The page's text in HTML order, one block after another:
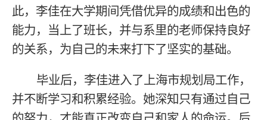
此，李佳在大学期间凭借优异的成绩和出色的
能力，当上了班长，并与系里的老师保持良好
的关系，为自己的未来打下了坚实的基础。
毕业后，李佳进入了上海市规划局工作，
并不断学习和积累经验。她深知只有通过自己